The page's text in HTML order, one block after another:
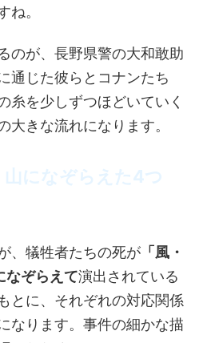
ね。
のが、長野県警の大和敢助
通じた彼らとコナンたち
糸を少しずつほどいていく
きな流れになります。
山になぞらえた4つ
、犠牲者たちの死が 「風・
なぞらえて演出されている
とに、それぞれの対応関係
なります。事件の細かな描